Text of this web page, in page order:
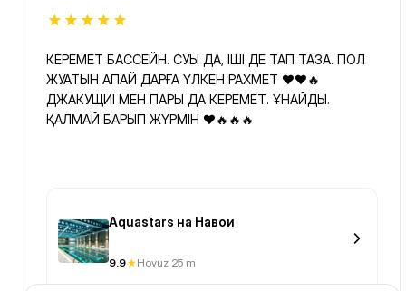
КЕРЕМЕТ БАССЕЙН. СУЫ ДА, ІШІ ДЕ ТАП ТАЗА. ПОЛ
ЖУАТЫН АПАЙ ДАРҒА ҮЛКЕН РАХМЕТ ❤️❤️🔥
ДЖАКУЩИІ МЕН ПАРЫ ДА КЕРЕМЕТ. ҰНАЙДЫ.
ҚАЛМАЙ БАРЫП ЖҮРМІН ❤️🔥🔥🔥
Aquastars на Навои
9.9 Hovuz 25 m